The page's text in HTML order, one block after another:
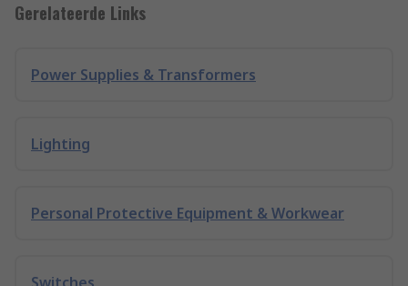
Gerelateerde Links
Power Supplies & Transformers
Lighting
Personal Protective Equipment & Workwear